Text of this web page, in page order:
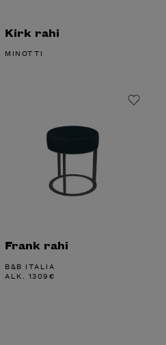
Kirk rahi
MINOTTI
Frank rahi
B&B ITALIA
ALK. 1309€